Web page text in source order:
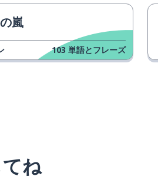
嵐
103 単語とフレーズ
ね